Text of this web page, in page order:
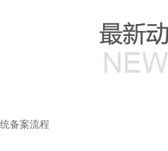
备案流程